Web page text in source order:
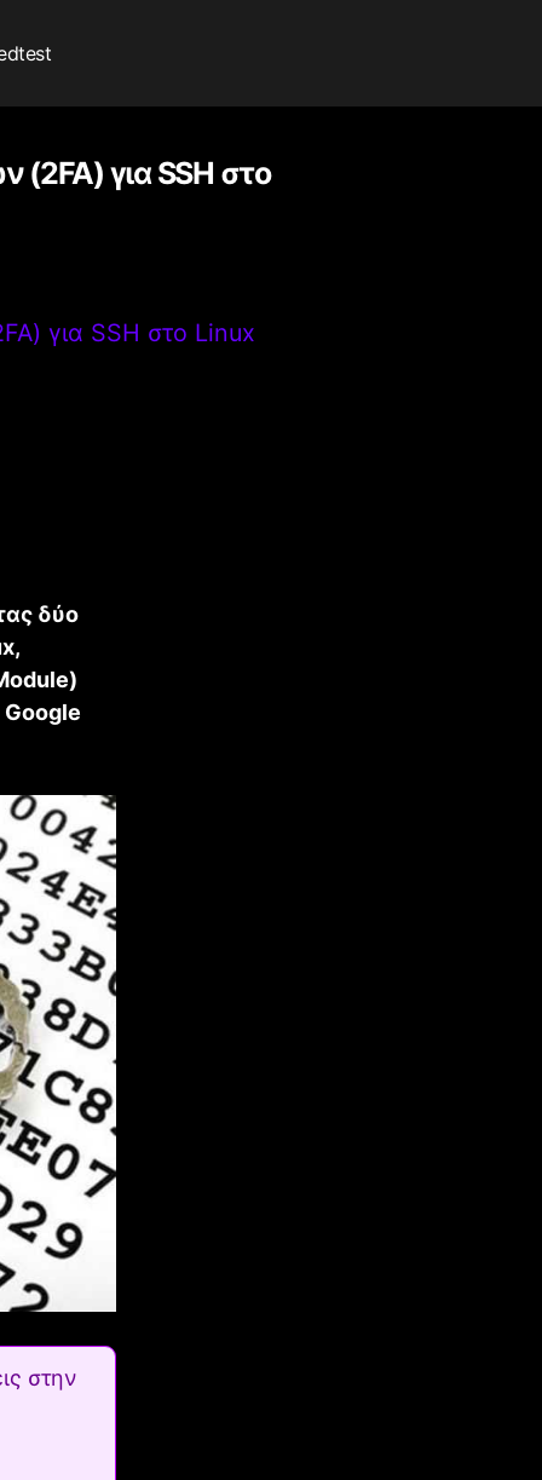
(2FA) για SSH στο
για SSH στο Linux
δύο
στην